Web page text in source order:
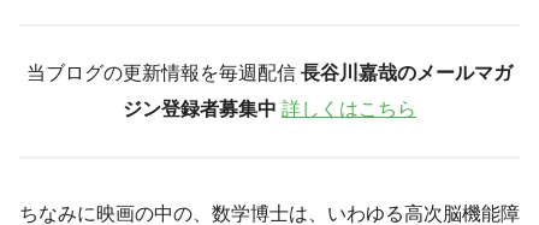
当ブログの更新情報を毎週配信 長谷川嘉哉のメールマガ
ジン登録者募集中 詳しくはこちら
ちなみに映画の中の、数学博士は、いわゆる高次脳機能障